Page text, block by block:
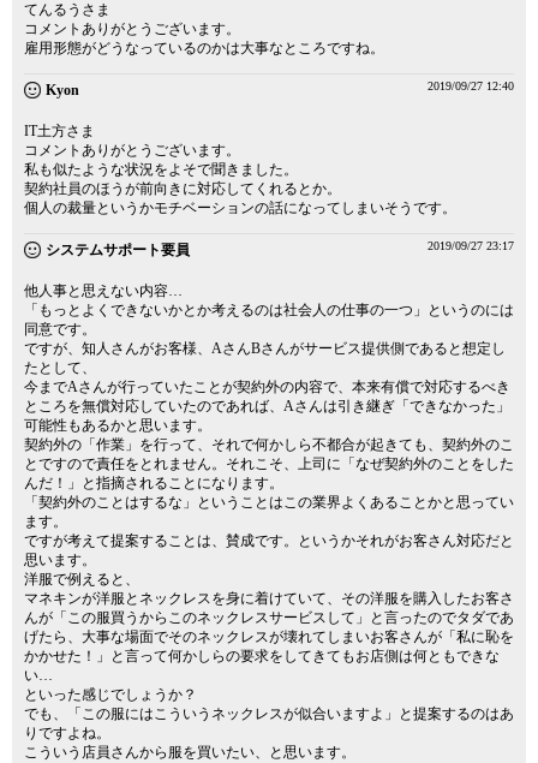
てんるうさま
コメントありがとうございます。
雇用形態がどうなっているのかは大事なところですね。
Kyon 2019/09/27 12:40
IT土方さま
コメントありがとうございます。
私も似たような状況をよそで聞きました。
契約社員のほうが前向きに対応してくれるとか。
個人の裁量というかモチベーションの話になってしまいそうです。
システムサポート要員 2019/09/27 23:17
他人事と思えない内容…
「もっとよくできないかとか考えるのは社会人の仕事の一つ」というのには
同意です。
ですが、知人さんがお客様、AさんBさんがサービス提供側であると想定し
たとして、
今までAさんが行っていたことが契約外の内容で、本来有償で対応するべき
ところを無償対応していたのであれば、Aさんは引き継ぎ「できなかった」
可能性もあるかと思います。
契約外の「作業」を行って、それで何かしら不都合が起きても、契約外のこ
とですので責任をとれません。それこそ、上司に「なぜ契約外のことをした
んだ！」と指摘されることになります。
「契約外のことはするな」ということはこの業界よくあることかと思ってい
ます。
ですが考えて提案することは、賛成です。というかそれがお客さん対応だと
思います。
洋服で例えると、
マネキンが洋服とネックレスを身に着けていて、その洋服を購入したお客さ
んが「この服買うからこのネックレスサービスして」と言ったのでタダであ
げたら、大事な場面でそのネックレスが壊れてしまいお客さんが「私に恥を
かかせた！」と言って何かしらの要求をしてきてもお店側は何ともできな
い…
といった感じでしょうか？
でも、「この服にはこういうネックレスが似合いますよ」と提案するのはあ
りですよね。
こういう店員さんから服を買いたい、と思います。